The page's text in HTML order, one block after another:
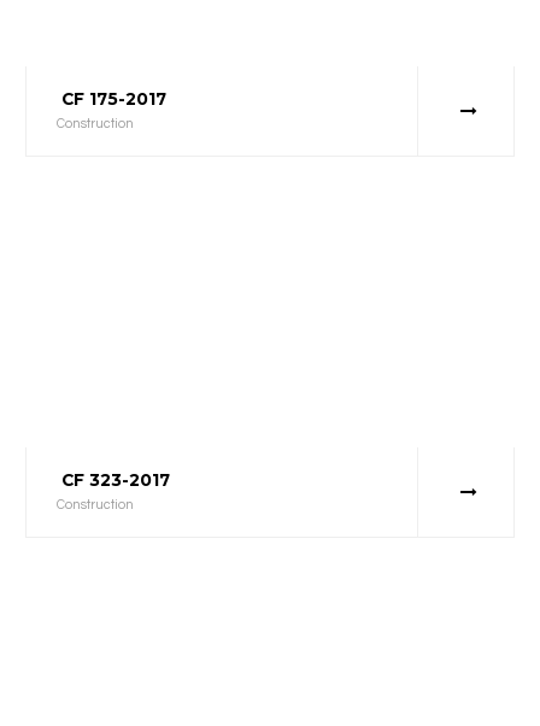
CF 175-2017
Construction
CF 323-2017
Construction